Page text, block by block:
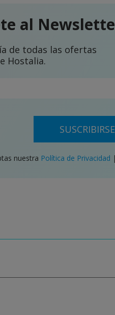
al
de todas las ofertas
Hostalia.
SUSCRIBIRSE
nuestra Política de Privacidad |